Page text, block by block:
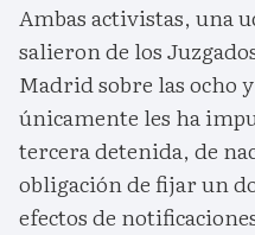
Ambas activistas, una
salieron de los
Madrid sobre las ocho
únicamente les ha
tercera detenida, de
obligación de fijar un
efectos de